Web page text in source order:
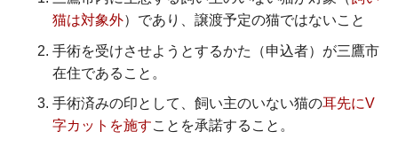
猫は対象外）であり、譲渡予定の猫ではないこと
手術を受けさせようとするかた（申込者）が三鷹市
在住であること。
手術済みの印として、飼い主のいない猫の耳先にV
字カットを施すことを承諾すること。